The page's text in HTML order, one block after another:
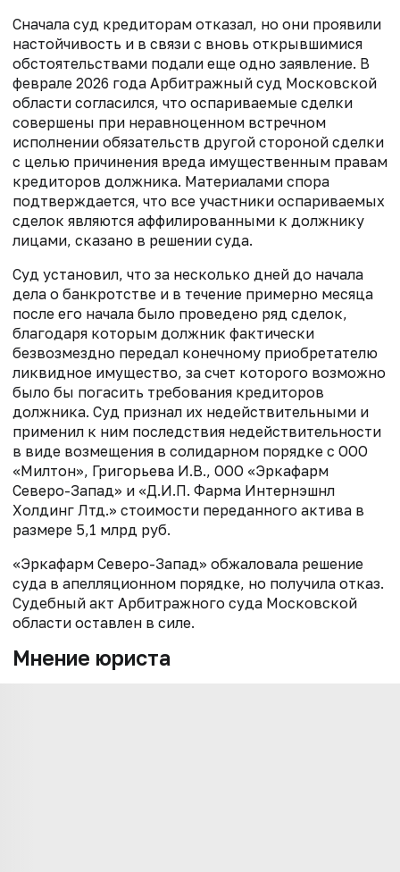
Сначала суд кредиторам отказал, но они проявили
настойчивость и в связи с вновь открывшимися
обстоятельствами подали еще одно заявление. В
феврале 2026 года Арбитражный суд Московской
области согласился, что оспариваемые сделки
совершены при неравноценном встречном
исполнении обязательств другой стороной сделки
с целью причинения вреда имущественным правам
кредиторов должника. Материалами спора
подтверждается, что все участники оспариваемых
сделок являются аффилированными к должнику
лицами, сказано в решении суда.
Суд установил, что за несколько дней до начала
дела о банкротстве и в течение примерно месяца
после его начала было проведено ряд сделок,
благодаря которым должник фактически
безвозмездно передал конечному приобретателю
ликвидное имущество, за счет которого возможно
было бы погасить требования кредиторов
должника. Суд признал их недействительными и
применил к ним последствия недействительности
в виде возмещения в солидарном порядке с ООО
«Милтон», Григорьева И.В., ООО «Эркафарм
Северо-Запад» и «Д.И.П. Фарма Интернэшнл
Холдинг Лтд.» стоимости переданного актива в
размере 5,1 млрд руб.
«Эркафарм Северо-Запад» обжаловала решение
суда в апелляционном порядке, но получила отказ.
Судебный акт Арбитражного суда Московской
области оставлен в силе.
Мнение юриста